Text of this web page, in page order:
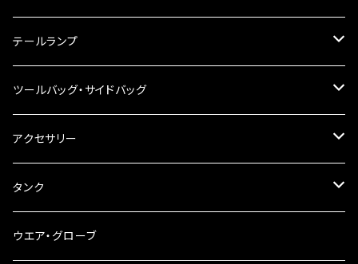
工具類
ハンドルスイッチ
その他
ハンドルポスト
ハンドルブレース
ステアリングダンパー
ブレーキ・クラッチレバー
スマホホルダー
テールランプ
ナンバー灯
ツールバッグ・サイドバッグ
ツールバッグ
サイドバッグ
サイドバッグサポート
アクセサリー
USB電源
電装系
タンク
タンク本体
ウエア・グローブ